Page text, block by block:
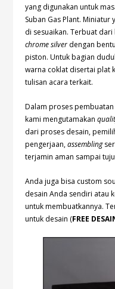
yang digunakan untuk
Suban Gas Plant.
di sesuaikan. Terbuat
chrome silver dengan
piston. Untuk bagian
warna coklat disertai plat
tulisan acara terkait.
Dalam proses
kami mengutamakan
dari proses desain,
pengerjaan,assembling
terjamin aman sampai
Anda juga bisa custom
desain Anda sendiri atau
untuk membuatkannya.
untuk desain (FREE